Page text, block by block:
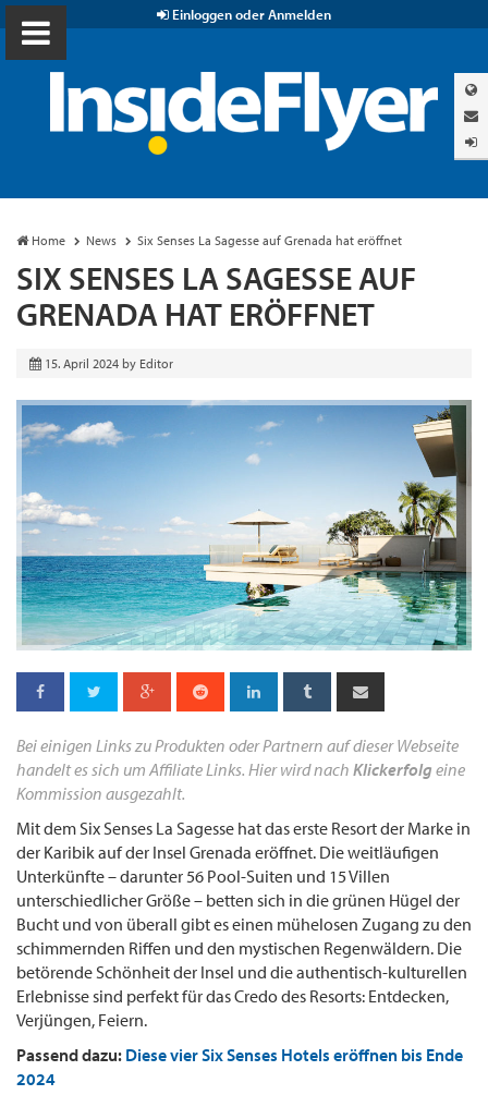
Einloggen oder Anmelden
Home News Six Senses La Sagesse auf Grenada hat eröffnet
SIX SENSES LA SAGESSE AUF
GRENADA HAT ERÖFFNET
15. April 2024 by Editor
Bei einigen Links zu Produkten oder Partnern auf dieser Webseite
handelt es sich um Affiliate Links. Hier wird nach Klickerfolg eine
Kommission ausgezahlt.
Mit dem Six Senses La Sagesse hat das erste Resort der Marke in
der Karibik auf der Insel Grenada eröffnet. Die weitläufigen
Unterkünfte – darunter 56 Pool-Suiten und 15 Villen
unterschiedlicher Größe – betten sich in die grünen Hügel der
Bucht und von überall gibt es einen mühelosen Zugang zu den
schimmernden Riffen und den mystischen Regenwäldern. Die
betörende Schönheit der Insel und die authentisch-kulturellen
Erlebnisse sind perfekt für das Credo des Resorts: Entdecken,
Verjüngen, Feiern.
Passend dazu: Diese vier Six Senses Hotels eröffnen bis Ende
2024